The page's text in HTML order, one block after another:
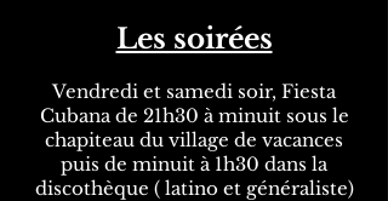
Les soirées
Vendredi et samedi soir, Fiesta
Cubana de 21h30 à minuit sous le
chapiteau du village de vacances
puis de minuit à 1h30 dans la
discothèque ( latino et généraliste)